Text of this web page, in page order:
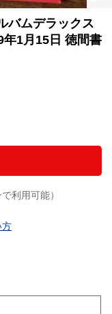
バムデラックス
1月15日 徳間書
利用可能）
方